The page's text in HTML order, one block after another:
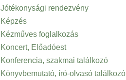
Jótékonysági rendezvény
Képzés
Kézműves foglalkozás
Koncert, Előadóest
Konferencia, szakmai találkozó
Könyvbemutató, író-olvasó találkozó